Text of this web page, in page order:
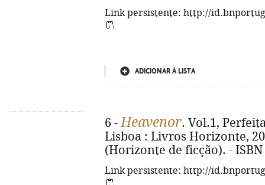
Link persistente: http://
ADICIONAR À LISTA
6 -Heavenor. Vol.1,
Lisboa : Livros Horizonte,
(Horizonte de ficção). - ISBN
Link persistente: http://